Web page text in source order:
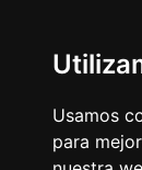
Usamos
para